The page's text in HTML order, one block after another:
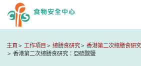
主頁 工作項目 總膳食研究
香港第二次總膳食研究
香港第二次總膳食研究：亞硫酸鹽